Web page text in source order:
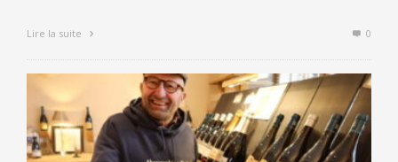
Lire la suite 0